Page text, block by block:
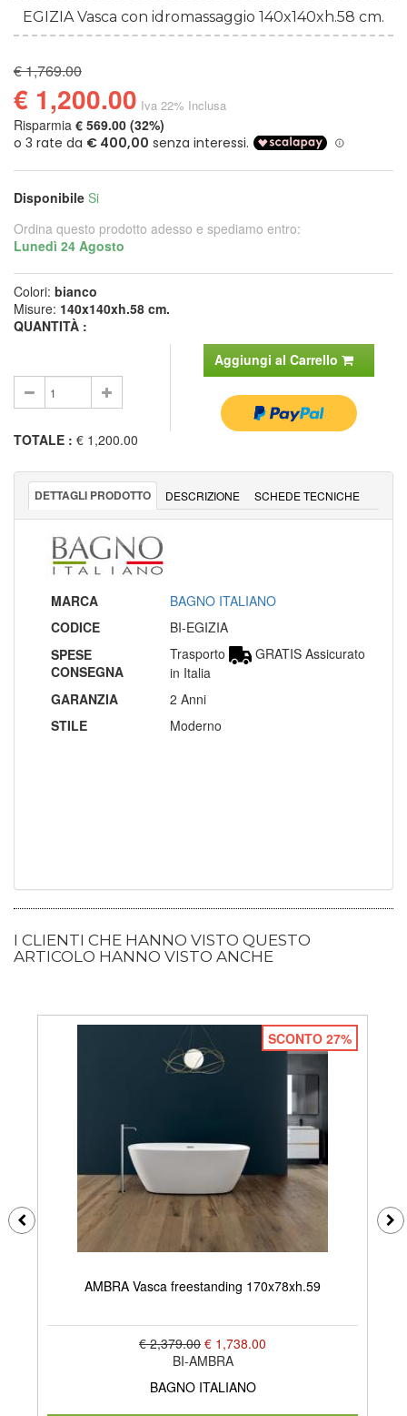
EGIZIA Vasca con idromassaggio 140x140xh.58 cm.
€ 1,769.00
€ 1,200.00 Iva 22% Inclusa
Risparmia € 569.00 (32%)
Disponibile Si
Ordina questo prodotto adesso e spediamo entro:
Lunedì 24 Agosto
Colori: bianco
Misure: 140x140xh.58 cm.
QUANTITÀ :
Aggiungi al Carrello
TOTALE : € 1,200.00
DETTAGLI PRODOTTO DESCRIZIONE SCHEDE TECNICHE
MARCA
BAGNO ITALIANO
CODICE
BI-EGIZIA
SPESE
CONSEGNA
Trasporto
GRATIS Assicurato
in Italia
GARANZIA
2 Anni
STILE
Moderno
I CLIENTI CHE HANNO VISTO QUESTO
ARTICOLO HANNO VISTO ANCHE
SCONTO 27%
AMBRA Vasca freestanding 170x78xh.59
€ 2,379.00 € 1,738.00
BI-AMBRA
BAGNO ITALIANO